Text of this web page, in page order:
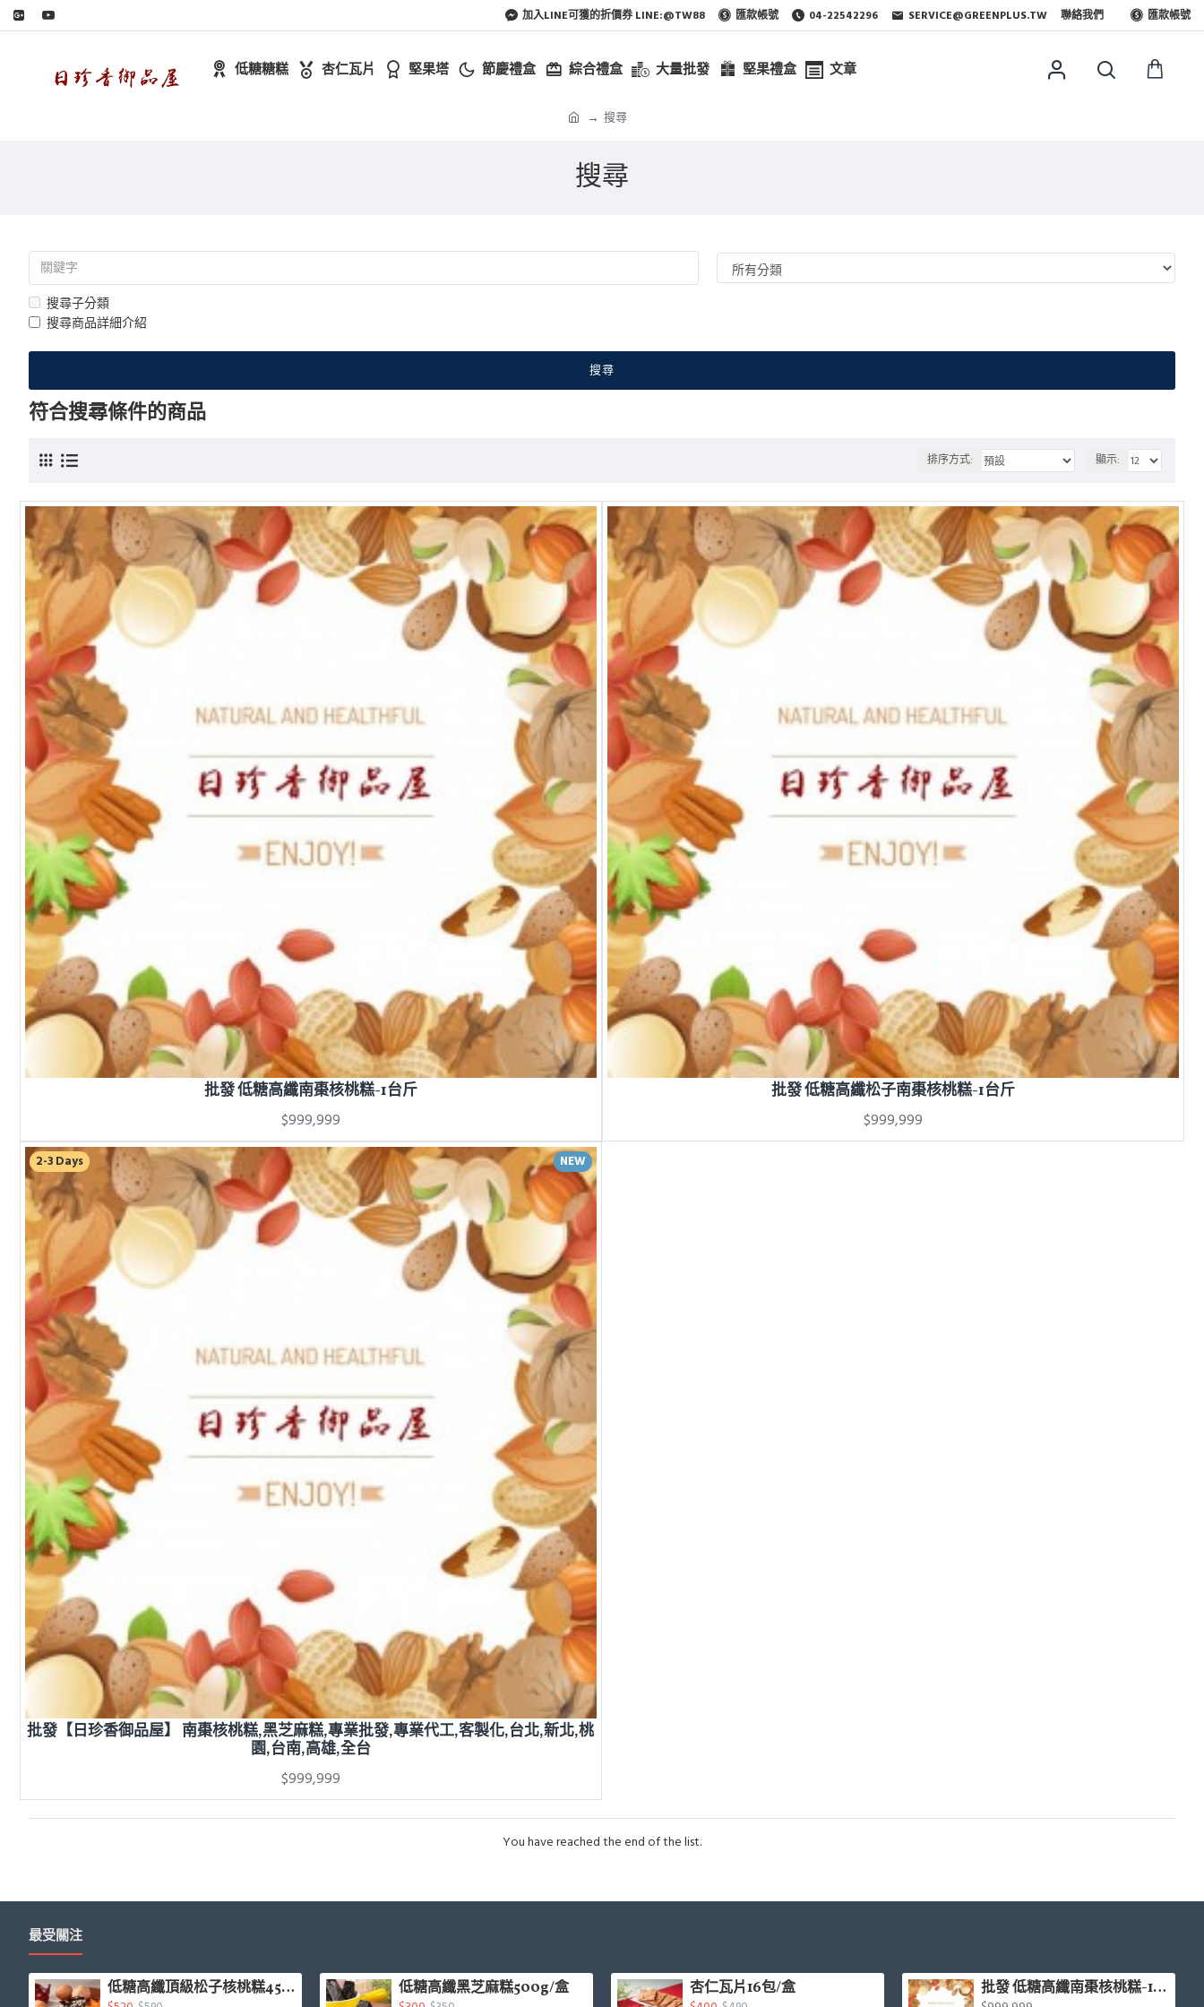
加入LINE可獲的折價券 LINE:@TW88 匯款帳號 04-22542296 SERVICE@GREENPLUS.TW 聯絡我們 匯款帳號
低糖糖糕 杏仁瓦片 堅果塔 節慶禮盒 綜合禮盒 大量批發 堅果禮盒 文章
搜尋
搜尋
搜尋子分類
搜尋商品詳細介紹
搜尋
符合搜尋條件的商品
排序方式: 顯示:
批發 低糖高纖南棗核桃糕-1台斤
$999,999
批發 低糖高纖松子南棗核桃糕-1台斤
$999,999
NEW
2-3 Days
批發【日珍香御品屋】 南棗核桃糕,黑芝麻糕,專業批發,專業代工,客製化,台北,新北,桃
園,台南,高雄,全台
$999,999
You have reached the end of the list.
最受關注
低糖高纖頂級松子核桃糕450g/盒 低糖高纖黑芝麻糕500g/盒 杏仁瓦片16包/盒 批發 低糖高纖南棗核桃糕-1台斤